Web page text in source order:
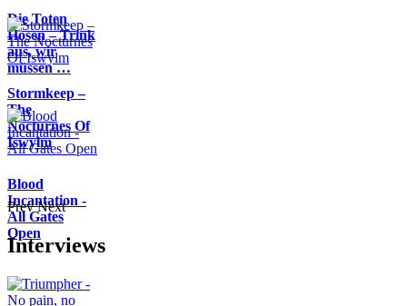
Die Toten
Hosen – Trink
aus, wir
müssen …
Stormkeep –
The
Nocturnes Of
Iswylm
Blood
Incantation -
All Gates
Open
Prev Next
Interviews